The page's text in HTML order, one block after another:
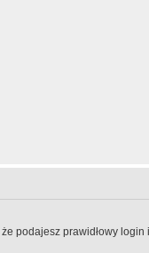
podajesz prawidłowy